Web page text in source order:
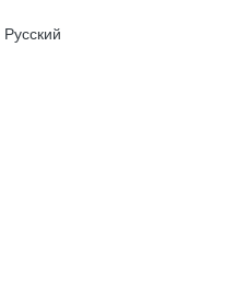
Русский